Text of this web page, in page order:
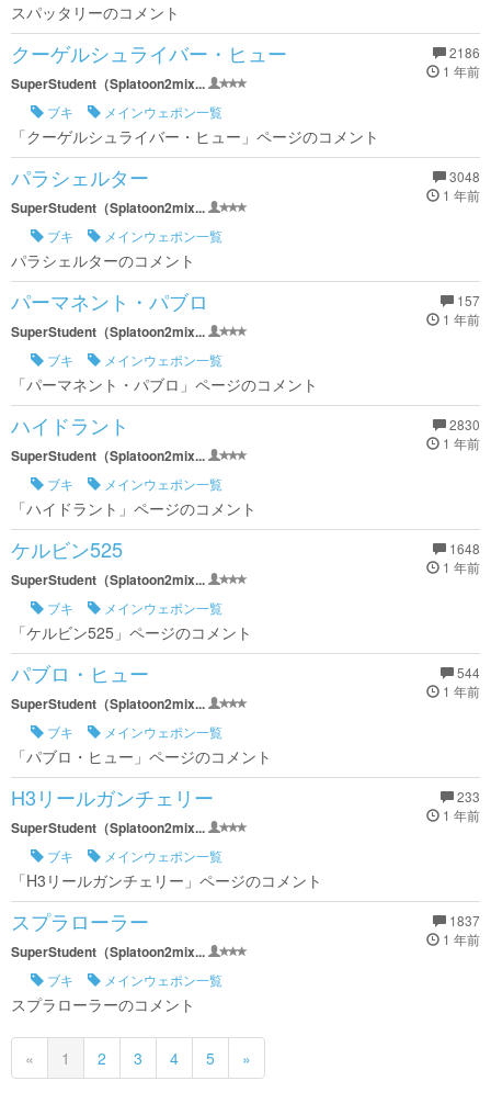
スパッタリーのコメント
2186
1 年前
クーゲルシュライバー・ヒュー
SuperStudent（Splatoon2mix...
ブキ メインウェポン一覧
「クーゲルシュライバー・ヒュー」ページのコメント
3048
1 年前
パラシェルター
SuperStudent（Splatoon2mix...
ブキ メインウェポン一覧
パラシェルターのコメント
157
1 年前
パーマネント・パブロ
SuperStudent（Splatoon2mix...
ブキ メインウェポン一覧
「パーマネント・パブロ」ページのコメント
2830
1 年前
ハイドラント
SuperStudent（Splatoon2mix...
ブキ メインウェポン一覧
「ハイドラント」ページのコメント
1648
1 年前
ケルビン525
SuperStudent（Splatoon2mix...
ブキ メインウェポン一覧
「ケルビン525」ページのコメント
544
1 年前
パブロ・ヒュー
SuperStudent（Splatoon2mix...
ブキ メインウェポン一覧
「パブロ・ヒュー」ページのコメント
233
1 年前
H3リールガンチェリー
SuperStudent（Splatoon2mix...
ブキ メインウェポン一覧
「H3リールガンチェリー」ページのコメント
1837
1 年前
スプラローラー
SuperStudent（Splatoon2mix...
ブキ メインウェポン一覧
スプラローラーのコメント
« 1 2 3 4 5 »